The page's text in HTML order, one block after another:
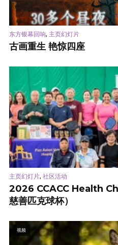
东方银幕回响, 主页幻灯片
古画重生 艳惊四座
主页幻灯片, 社区活动
2026 CCACC Health
慈善匹克球杯）
视频